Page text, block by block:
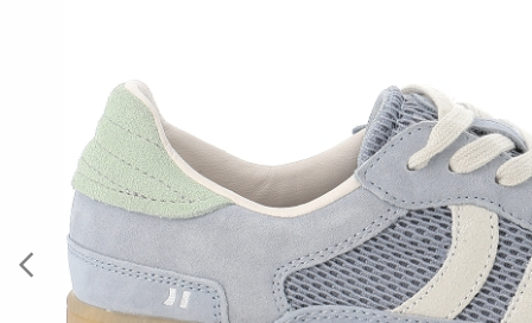
Previous